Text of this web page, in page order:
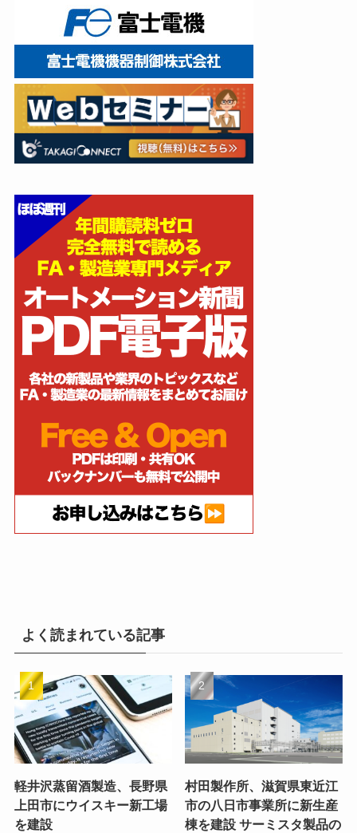
よく読まれている記事
軽井沢蒸留酒製造、長野県
上田市にウイスキー新工場
を建設
村田製作所、滋賀県東近江
市の八日市事業所に新生産
棟を建設 サーミスタ製品の